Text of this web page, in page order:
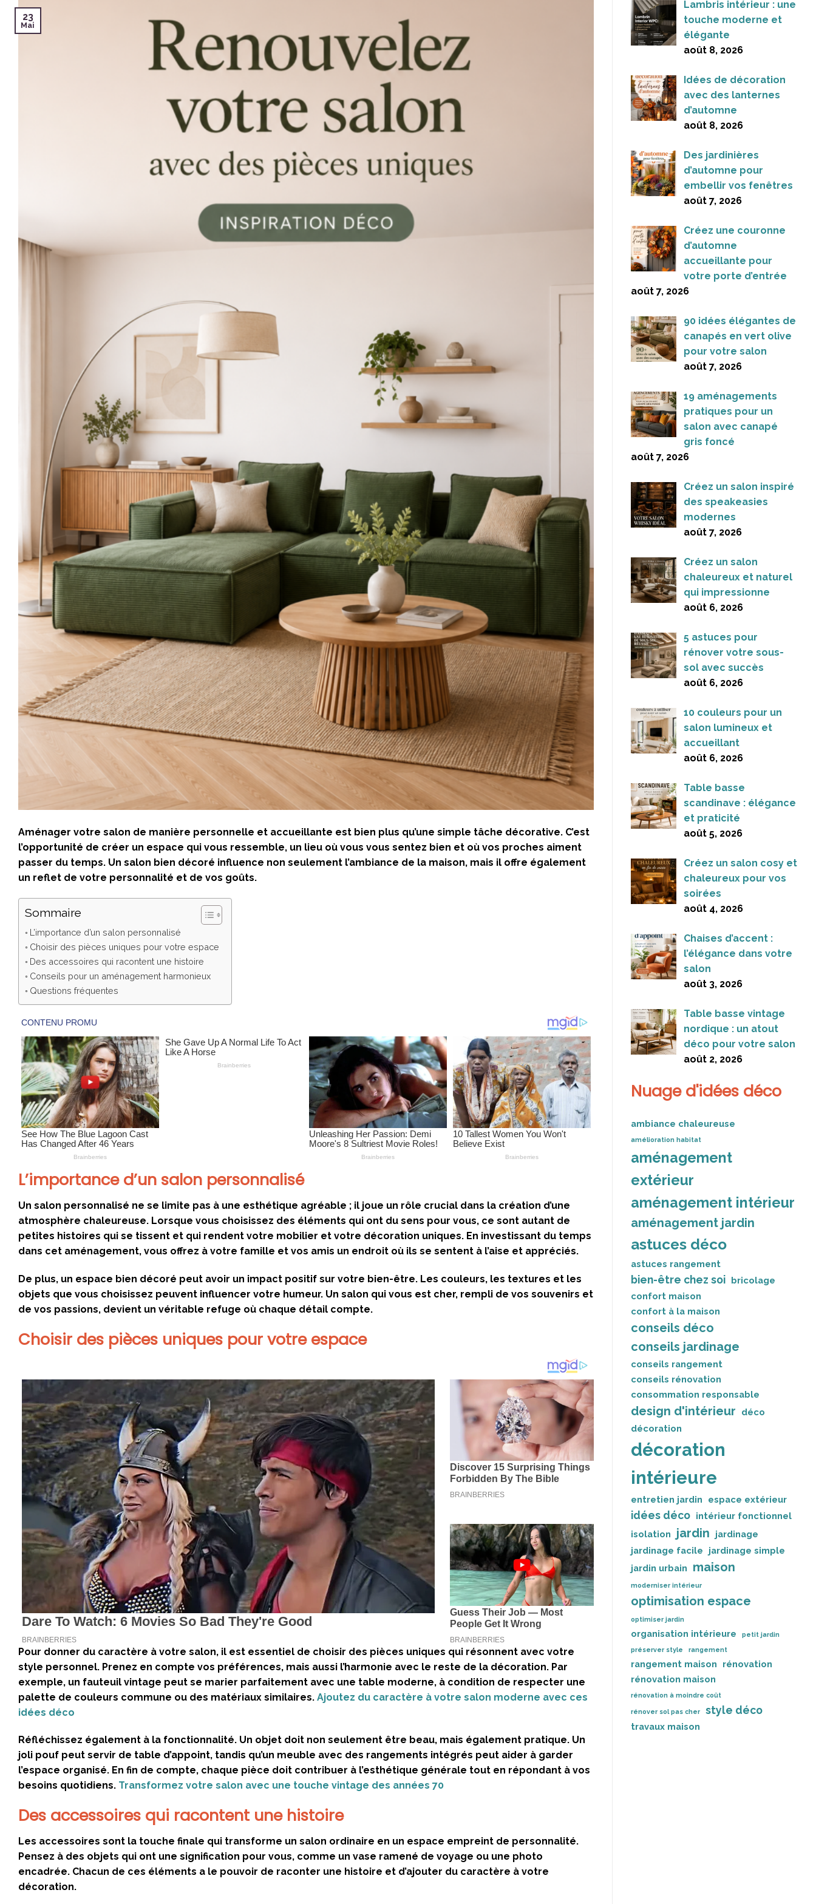
23
Mai
Aménager votre salon de manière personnelle et accueillante est bien plus qu’une simple tâche décorative. C’est
l’opportunité de créer un espace qui vous ressemble, un lieu où vous vous sentez bien et où vos proches aiment
passer du temps. Un salon bien décoré influence non seulement l’ambiance de la maison, mais il offre également
un reflet de votre personnalité et de vos goûts.
Sommaire
L’importance d’un salon personnalisé
Choisir des pièces uniques pour votre espace
Des accessoires qui racontent une histoire
Conseils pour un aménagement harmonieux
Questions fréquentes
L’importance d’un salon personnalisé
Un salon personnalisé ne se limite pas à une esthétique agréable ; il joue un rôle crucial dans la création d’une
atmosphère chaleureuse. Lorsque vous choisissez des éléments qui ont du sens pour vous, ce sont autant de
petites histoires qui se tissent et qui rendent votre mobilier et votre décoration uniques. En investissant du temps
dans cet aménagement, vous offrez à votre famille et vos amis un endroit où ils se sentent à l’aise et appréciés.
De plus, un espace bien décoré peut avoir un impact positif sur votre bien-être. Les couleurs, les textures et les
objets que vous choisissez peuvent influencer votre humeur. Un salon qui vous est cher, rempli de vos souvenirs et
de vos passions, devient un véritable refuge où chaque détail compte.
Choisir des pièces uniques pour votre espace
Pour donner du caractère à votre salon, il est essentiel de choisir des pièces uniques qui résonnent avec votre
style personnel. Prenez en compte vos préférences, mais aussi l’harmonie avec le reste de la décoration. Par
exemple, un fauteuil vintage peut se marier parfaitement avec une table moderne, à condition de respecter une
palette de couleurs commune ou des matériaux similaires. Ajoutez du caractère à votre salon moderne avec ces
idées déco
Réfléchissez également à la fonctionnalité. Un objet doit non seulement être beau, mais également pratique. Un
joli pouf peut servir de table d’appoint, tandis qu’un meuble avec des rangements intégrés peut aider à garder
l’espace organisé. En fin de compte, chaque pièce doit contribuer à l’esthétique générale tout en répondant à vos
besoins quotidiens. Transformez votre salon avec une touche vintage des années 70
Des accessoires qui racontent une histoire
Les accessoires sont la touche finale qui transforme un salon ordinaire en un espace empreint de personnalité.
Pensez à des objets qui ont une signification pour vous, comme un vase ramené de voyage ou une photo
encadrée. Chacun de ces éléments a le pouvoir de raconter une histoire et d’ajouter du caractère à votre
décoration.
Lambris intérieur : une
touche moderne et
élégante
août 8, 2026
Idées de décoration
avec des lanternes
d’automne
août 8, 2026
Des jardinières
d’automne pour
embellir vos fenêtres
août 7, 2026
Créez une couronne
d’automne
accueillante pour
votre porte d’entrée
août 7, 2026
90 idées élégantes de
canapés en vert olive
pour votre salon
août 7, 2026
19 aménagements
pratiques pour un
salon avec canapé
gris foncé
août 7, 2026
Créez un salon inspiré
des speakeasies
modernes
août 7, 2026
Créez un salon
chaleureux et naturel
qui impressionne
août 6, 2026
5 astuces pour
rénover votre sous-
sol avec succès
août 6, 2026
10 couleurs pour un
salon lumineux et
accueillant
août 6, 2026
Table basse
scandinave : élégance
et praticité
août 5, 2026
Créez un salon cosy et
chaleureux pour vos
soirées
août 4, 2026
Chaises d’accent :
l’élégance dans votre
salon
août 3, 2026
Table basse vintage
nordique : un atout
déco pour votre salon
août 2, 2026
Nuage d'idées déco
ambiance chaleureuse
amélioration habitat
aménagement
extérieur
aménagement intérieur
aménagement jardin
astuces déco
astuces rangement
bien-être chez soi bricolage
confort maison
confort à la maison
conseils déco
conseils jardinage
conseils rangement
conseils rénovation
consommation responsable
design d'intérieur
déco
décoration
décoration
intérieure
entretien jardin espace extérieur
idées déco intérieur fonctionnel
isolation
jardin
jardinage
jardinage facile
jardinage simple
jardin urbain
maison
moderniser intérieur
optimisation espace
optimiser jardin
organisation intérieure petit jardin
préserver style rangement
rangement maison
rénovation
rénovation maison
rénovation à moindre coût
rénover sol pas cher style déco
travaux maison